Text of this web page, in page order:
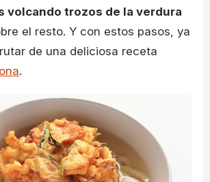
volcando trozos de la verdura
el resto. Y con estos pasos, ya
de una deliciosa receta
.